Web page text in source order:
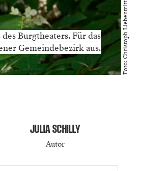
Burgtheaters. Für das
Gemeindebezirk aus.
Foto: Christoph Liebentritt
JULIA SCHILLY
Autor